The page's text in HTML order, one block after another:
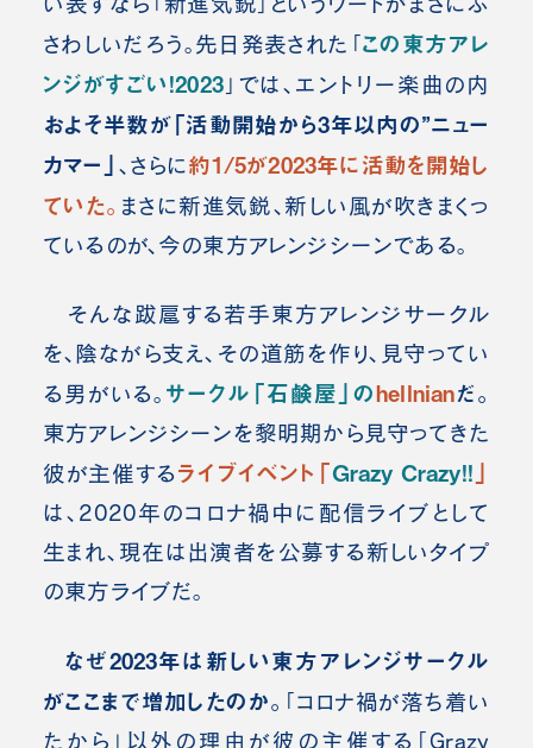
さわしいだろう。先日発表された「この東方アレ
ンジがすごい！2023 」では、エントリー楽曲の内
およそ半数が「活動開始から3年以内の”ニュー
カマー」 、さらに約1/5が2023年に活動を開始し
ていた。 まさに新進気鋭、新しい風が吹きまくっ
ているのが、今の東方アレンジシーンである。
そんな跋扈する若手東方アレンジサークル
を、陰ながら支え、その道筋を作り、見守ってい
る男がいる。 サークル「石鹸屋」のhellnianだ。
東方アレンジシーンを黎明期から見守ってきた
彼が主催する ライブイベント「Grazy Crazy!! 」
は、2020年のコロナ禍中に配信ライブとして
生まれ、現在は出演者を公募する新しいタイプ
の東方ライブだ。
なぜ2023年は新しい東方アレンジサークル
がここまで増加したのか。
「コロナ禍が落ち着い
たから」以外の理由が彼の主催する「Grazy